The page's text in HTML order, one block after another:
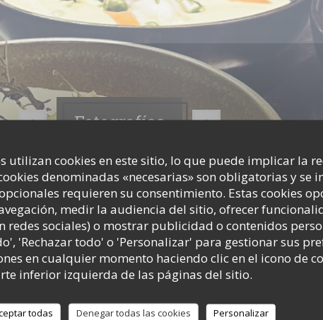
utilizan cookies en este sitio, lo que puede implicar la
denominadas «necesarias» son obligatorias y se
requieren su consentimiento. Estas cookies
medir la audiencia del sitio, ofrecer
redes sociales) o mostrar publicidad o contenidos
'Rechazar todo' o 'Personalizar' para gestionar sus
en cualquier momento haciendo clic en el icono de
inferior izquierda de las páginas del sitio.
todas Denegar todas las cookies
Personalizar
Fotografías